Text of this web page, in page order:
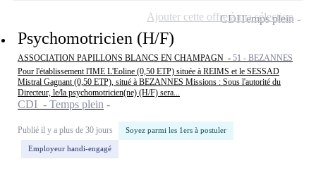
Psychomotricien (H/F)
ASSOCIATION PAPILLONS BLANCS EN CHAMPAGN - 51 - BEZANNES
Pour l'établissement l'IME L'Eoline (0,50 ETP) située à REIMS et le SESSAD
Mistral Gagnant (0,50 ETP), situé à BEZANNES Missions : Sous l'autorité du
Directeur, le/la psychomotricien(ne) (H/F) sera...
CDI - Temps plein
Publié il y a plus de 30 jours Soyez parmi les 1ers à postuler
Employeur handi-engagé
CDITemps plein
Ajouter cette offre à ma sélection